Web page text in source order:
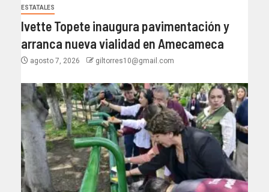
ESTATALES
Ivette Topete inaugura pavimentación y
arranca nueva vialidad en Amecameca
agosto 7, 2026 giltorres10@gmail.com